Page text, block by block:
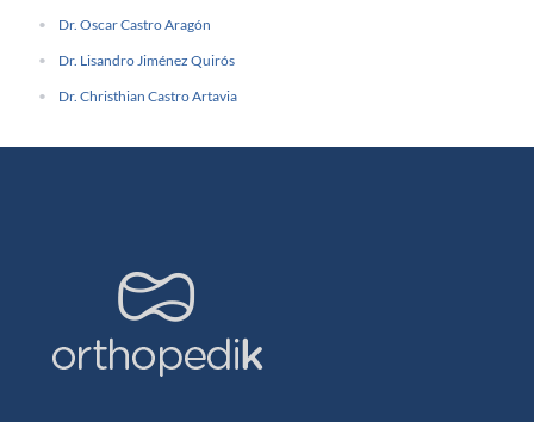
Dr. Oscar Castro Aragón
Dr. Lisandro Jiménez Quirós
Dr. Christhian Castro Artavia